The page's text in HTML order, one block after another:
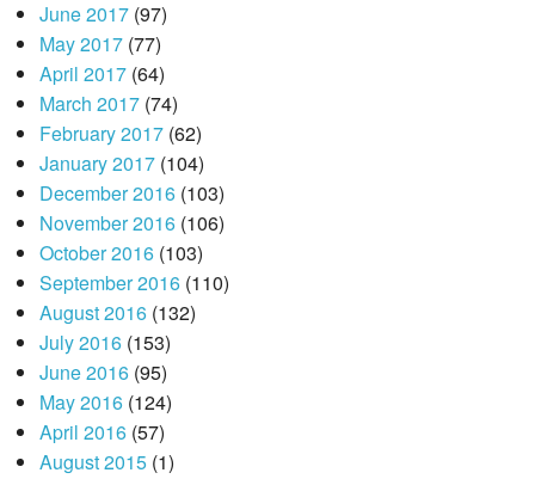
June 2017(97)
May 2017(77)
April 2017(64)
March 2017(74)
February 2017(62)
January 2017(104)
December 2016(103)
November 2016(106)
October 2016(103)
September 2016(110)
August 2016(132)
July 2016(153)
June 2016(95)
May 2016(124)
April 2016(57)
August 2015(1)